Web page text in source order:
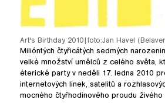
Art's Birthday 2010| foto:Jan Havel
Milióntých čtyřicátých sedmých
velké množství umělců z celého světa,
éterické party v neděli 17. ledna 2010
internetových linek, satelitů a
mocného čtyřhodinového proudu živého